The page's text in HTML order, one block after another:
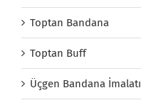
Toptan Bandana
Toptan Buff
Üçgen Bandana İmalatı